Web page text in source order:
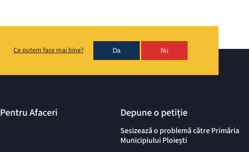
Ce putem face mai bine? Da Nu
Pentru Afaceri Depune o petiție
Sesizează o problemă către Primăria
Municipiului Ploiești